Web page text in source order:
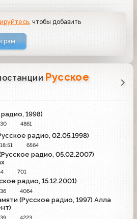
, чтобы добавить
Русское
1998)
4861
радио, 02.05.1998)
6564
радио, 05.02.2007)
701
радио, 15.12.2001)
4064
(Русское радио, 1997) Алла
4223